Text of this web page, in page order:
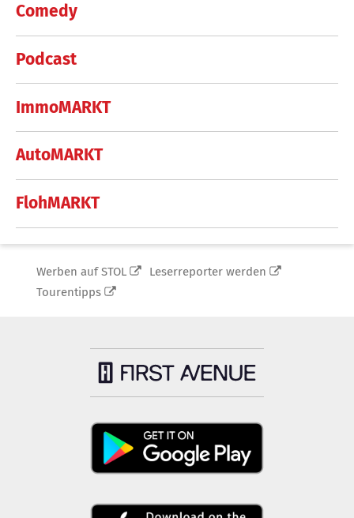
Comedy
Podcast
ImmoMARKT
AutoMARKT
FlohMARKT
Werben auf STOL
Leserreporter werden
Tourentipps